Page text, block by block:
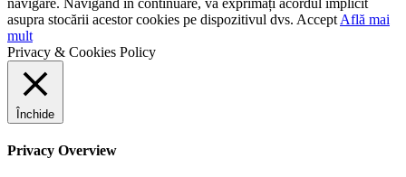
asupra stocării acestor cookies pe dispozitivul dvs. Accept Află mai
mult
Privacy & Cookies Policy
Închide
Privacy Overview